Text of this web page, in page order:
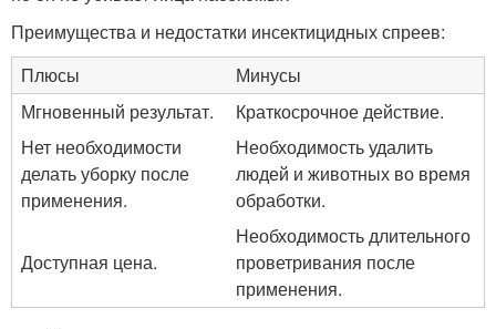
Преимущества и недостатки инсектицидных спреев:
Плюсы
Минусы
Мгновенный результат.
Краткосрочное действие.
Нет необходимости
делать уборку после
применения.
Необходимость удалить
людей и животных во время
обработки.
Доступная цена.
Необходимость длительного
проветривания после
применения.